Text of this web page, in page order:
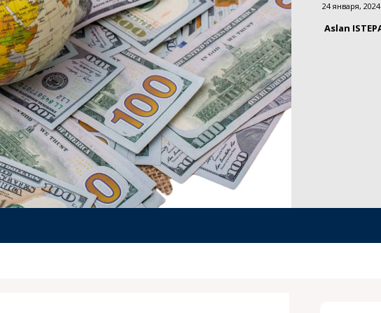
24 января, 2024
Aslan